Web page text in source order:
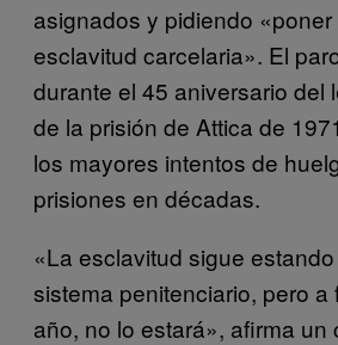
asignados y pidiendo «poner
esclavitud carcelaria». El
durante el 45 aniversario del
de la prisión de Attica de
los mayores intentos de
prisiones en décadas.
«La esclavitud sigue
sistema penitenciario, pero a
año, no lo estará», afirma un